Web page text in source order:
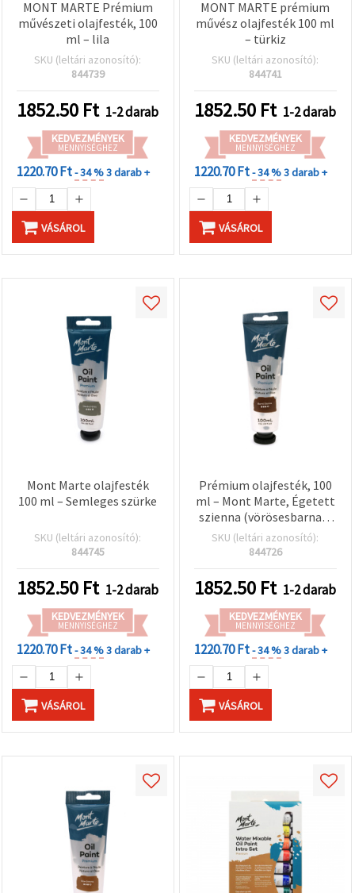
MONT MARTE Prémium
művészeti olajfesték, 100
ml – lila
SKU (leltári azonosító):
844739
1852.50 Ft 1-2 darab
KEDVEZMÉNYEK
MENNYISÉGHEZ
1220.70 Ft- 34 %3 darab +
VÁSÁROL
MONT MARTE prémium
művész olajfesték 100 ml
– türkiz
SKU (leltári azonosító):
844741
1852.50 Ft 1-2 darab
KEDVEZMÉNYEK
MENNYISÉGHEZ
1220.70 Ft- 34 %3 darab +
VÁSÁROL
Mont Marte olajfesték
100 ml – Semleges szürke
SKU (leltári azonosító):
844745
1852.50 Ft 1-2 darab
KEDVEZMÉNYEK
MENNYISÉGHEZ
1220.70 Ft- 34 %3 darab +
VÁSÁROL
Prémium olajfesték, 100
ml – Mont Marte, Égetett
szienna (vörösesbarna) |
Művészminőségű,
professzionális, magas
vászonra, portré- és
tájképfestéshez
SKU (leltári azonosító):
844726
1852.50 Ft 1-2 darab
KEDVEZMÉNYEK
MENNYISÉGHEZ
1220.70 Ft- 34 %3 darab +
VÁSÁROL